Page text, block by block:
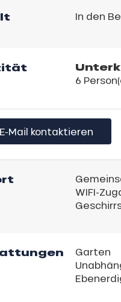
In den
6
Mail kontaktieren
WIFI-
Garten